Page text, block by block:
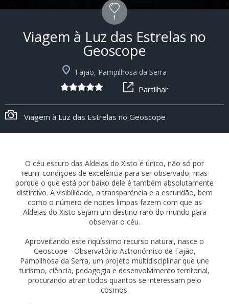
1
Viagem à Luz das Estrelas no
Geoscope
Fajão, Pampilhosa da Serra
Partilhar
Viagem à Luz das Estrelas no Geoscope
O céu escuro das Aldeias do Xisto é único, não só por
reunir condições de excelência para ser observado, mas
porque o que está por baixo dele é também absolutamente
distintivo. A visibilidade, a transparência e a escuridão, bem
como o número de noites limpas fazem com que as
Aldeias do Xisto sejam um destino raro do mundo para
observar o céu.
Aproveitando este riquíssimo recurso natural, nasce o
Geoscope - Observatório Astronómico de Fajão,
Pampilhosa da Serra, um projeto multidisciplinar que une
turismo, ciência, pedagogia e desenvolvimento territorial,
procurando atrair todos quantos se interessam pelo
cosmos.